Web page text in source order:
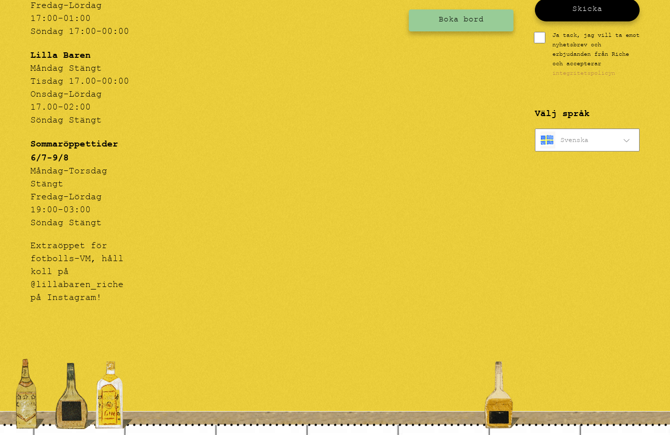
Fredag-Lördag
17:00-01:00
Söndag 17:00-00:00
Lilla Baren
Måndag Stängt
Tisdag 17.00-00:00
Onsdag-Lördag
17.00-02:00
Söndag Stängt
Sommaröppettider
6/7-9/8
Måndag-Torsdag
Stängt
Fredag-Lördag
19:00-03:00
Söndag Stängt
Extraöppet för
fotbolls-VM, håll
koll på
@lillabaren_riche
på Instagram!
Boka bord
Skicka
Ja tack, jag vill ta emot
nyhetsbrev och
erbjudanden från Riche
och accepterar
integritetspolicyn
Välj språk
Svenska